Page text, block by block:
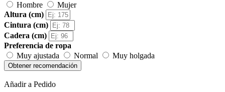
Hombre
Mujer
Altura (cm)
Cintura (cm)
Cadera (cm)
Preferencia de ropa
Muy ajustada
Normal Muy holgada
Obtener recomendación
Añadir a Pedido